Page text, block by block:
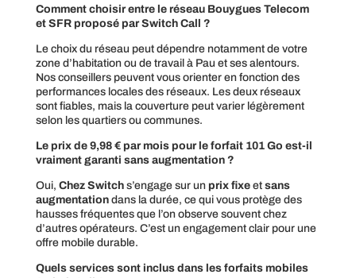
Comment choisir entre le réseau Bouygues Telecom
et SFR proposé par Switch Call ?
Le choix du réseau peut dépendre notamment de votre
zone d’habitation ou de travail à Pau et ses alentours.
Nos conseillers peuvent vous orienter en fonction des
performances locales des réseaux. Les deux réseaux
sont fiables, mais la couverture peut varier légèrement
selon les quartiers ou communes.
Le prix de 9,98 € par mois pour le forfait 101 Go est-il
vraiment garanti sans augmentation ?
Oui, Chez Switchs’engage sur un prix fixeet sans
augmentationdans la durée, ce qui vous protège des
hausses fréquentes que l’on observe souvent chez
d’autres opérateurs. C’est un engagement clair pour une
offre mobile durable.
Quels services sont inclus dans les forfaits mobiles